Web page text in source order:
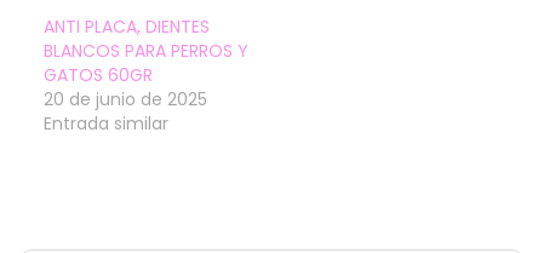
ANTI PLACA, DIENTES
BLANCOS PARA PERROS Y
GATOS 60GR
20 de junio de 2025
Entrada similar